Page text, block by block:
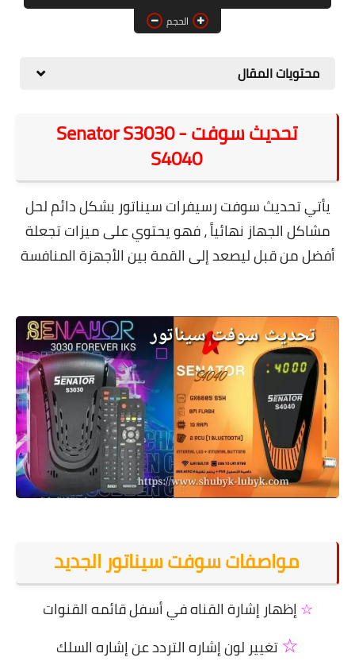
أنظمة تشغيل Windows
حماية
أخبار وتكنولوجيا
أدوات كهربائية
قوالب وشروحات بلوجر
معلومات عامة
الحجم
محتويات المقال
تحديث سوفت Senator S3030 -
S4040
يأتي تحديث سوفت رسيفرات سيناتور بشكل دائم لحل
مشاكل الجهاز نهائياً ، فهو يحتوي على ميزات تجعلة
أفضل من قبل ليصعد إلى القمة بين الأجهزة المنافسة
مواصفات سوفت سيناتور الجديد
☆إظهار إشارة القناه في أسفل قائمه القنوات
☆تغيير لون إشاره التردد عن إشاره السلك